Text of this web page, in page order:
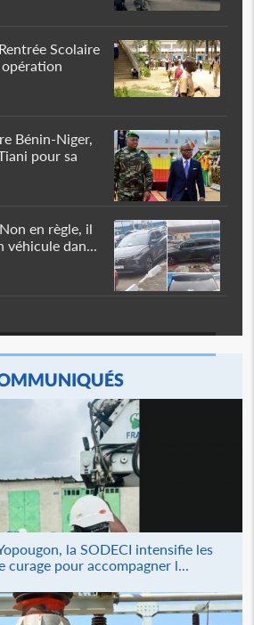
Scolaire
Bénin-Niger,
pour sa
en règle, il
véhicule dan...
la SODECI intensifie les
curage pour accompagner l...